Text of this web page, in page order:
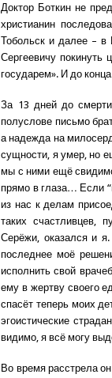
Доктор Боткин не
христианин
Тобольск и далее – в
Сергеевичу покинуть
государем». И до
За 13 дней до
полуслове письмо
а надежда на
сущности, я умер, но
мы с ними ещё
прямо в глаза… Если
из нас к делам
таких счастливцев,
Серёжи, оказался и
последнее моё
исполнить свой
ему в жертву своего
спасёт теперь моих
эгоистические
видимо, я всё могу
Во время расстрела